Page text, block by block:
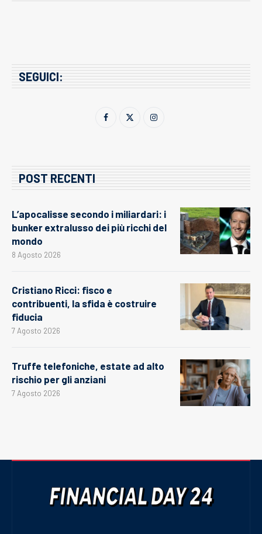
SEGUICI:
POST RECENTI
L’apocalisse secondo i miliardari: i
bunker extralusso dei più ricchi del
mondo
8 Agosto 2026
Cristiano Ricci: fisco e
contribuenti, la sfida è costruire
fiducia
7 Agosto 2026
Truffe telefoniche, estate ad alto
rischio per gli anziani
7 Agosto 2026